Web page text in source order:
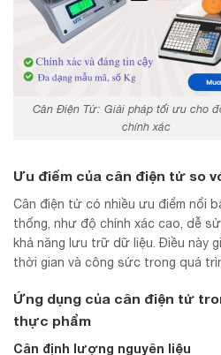
Cân Điện Tử: Giải pháp tối ưu cho
chính xác
Ưu điểm của cân điện tử so
Cân điện tử có nhiều ưu điểm nổi
thống, như độ chính xác cao, dễ
khả năng lưu trữ dữ liệu. Điều này
thời gian và công sức trong quá
Ứng dụng của cân điện tử
thực phẩm
Cân định lượng nguyên liệu